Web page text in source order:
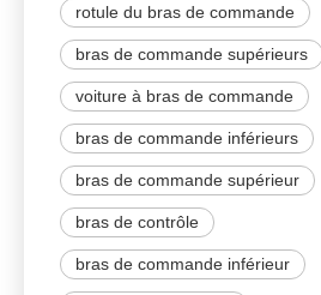
rotule du bras de commande
bras de commande supérieurs
voiture à bras de commande
bras de commande inférieurs
bras de commande supérieur
bras de contrôle
bras de commande inférieur